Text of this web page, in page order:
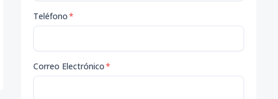
Teléfono*
Correo Electrónico*